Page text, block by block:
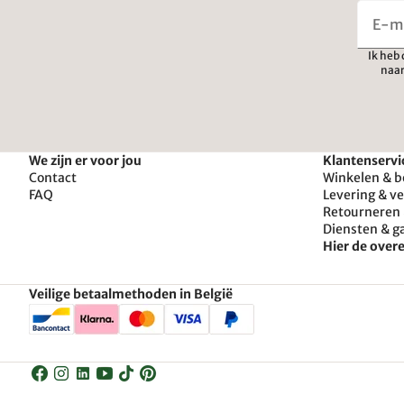
Ik heb
We zijn er voor jou
Contact
FAQ
Winkelen &
Levering &
Diensten &
Hier de
Veilige betaalmethoden in België